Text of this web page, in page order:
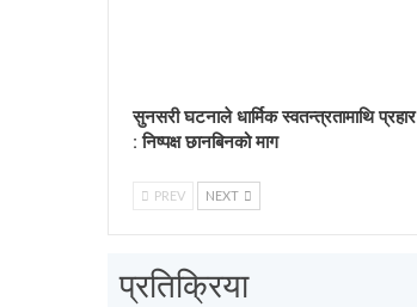
सुनसरी घटनाले धार्मिक स्वतन्त्रतामाथि प्रहार
: निष्पक्ष छानबिनको माग
PREV NEXT
प्रतिक्रिया